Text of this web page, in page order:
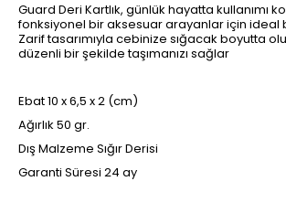
Guard Deri Kartlık, günlük hayatta kullanımı
fonksiyonel bir aksesuar arayanlar için ideal
Zarif tasarımıyla cebinize sığacak boyutta
düzenli bir şekilde taşımanızı sağlar
Ebat 10 x 6,5 x 2 (cm)
Ağırlık 50 gr.
Dış Malzeme Sığır Derisi
Garanti Süresi 24 ay